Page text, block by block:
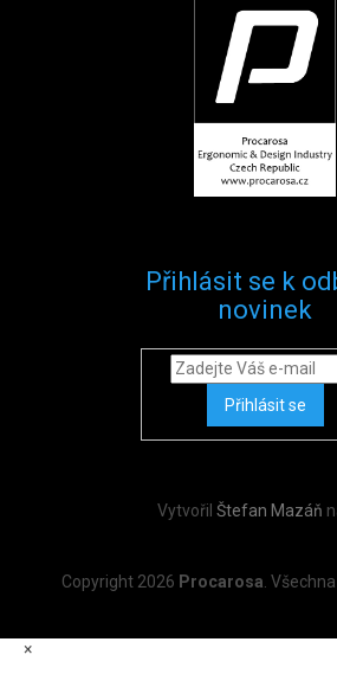
Přihlásit se k
novinek
Přihlásit se
Vytvořil Štefan Mazáň
Copyright 2026 Procarosa .
×